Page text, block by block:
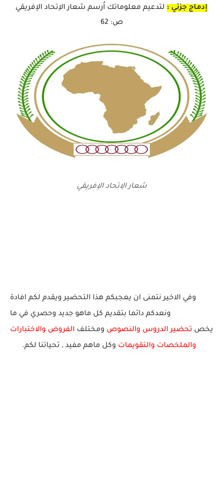
إدماج جزئي : لتدعيم معلوماتك اُرسم شعار الاِتحاد الإفريقي
ص: 62
شعار الاِتحاد الإفريقي
وفي الاخير نتمنى ان يعجبكم هذا التحضير ويقدم لكم افادة
ونعدكم دائما بتقديم كل ماهو جديد وحصري في ما
يخص تحضير الدروس والنصوص ومختلف الفروض والاختبارات
والملخصات والتقويمات وكل ماهم مفيد , تحياتنا لكم.